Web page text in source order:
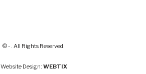
© - . All Rights Reserved.
Website Design: WEBTIX